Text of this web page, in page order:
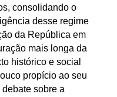
consolidando o
desse regime
da República em
mais longa da
histórico e social
propício ao seu
sobre a